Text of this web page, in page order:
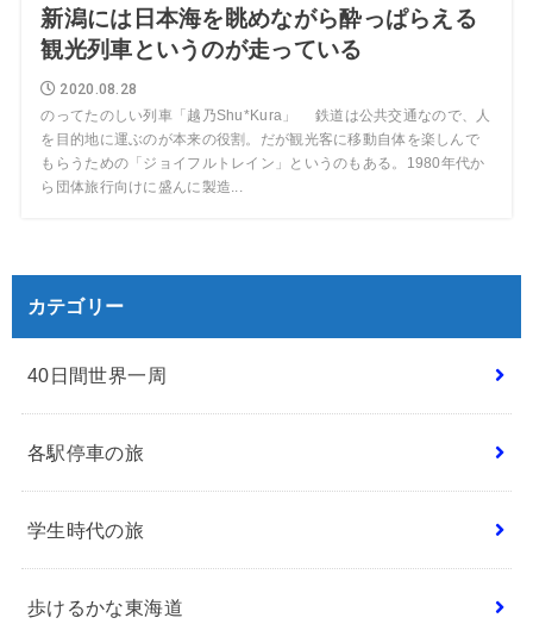
新潟には日本海を眺めながら酔っぱらえる
観光列車というのが走っている
2020.08.28
のってたのしい列車「越乃Shu*Kura」 鉄道は公共交通なので、人
を目的地に運ぶのが本来の役割。だが観光客に移動自体を楽しんで
もらうための「ジョイフルトレイン」というのもある。1980年代か
ら団体旅行向けに盛んに製造...
カテゴリー
40日間世界一周
各駅停車の旅
学生時代の旅
歩けるかな東海道